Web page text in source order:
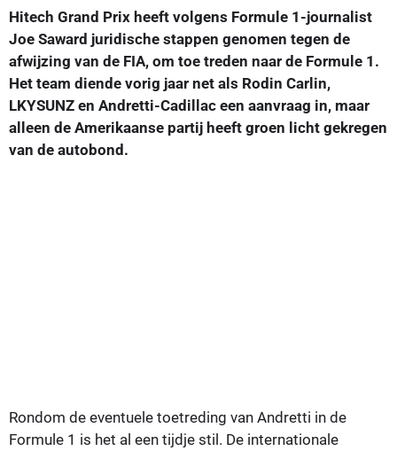
Hitech Grand Prix heeft volgens Formule 1-journalist
Joe Saward juridische stappen genomen tegen de
afwijzing van de FIA, om toe treden naar de Formule 1.
Het team diende vorig jaar net als Rodin Carlin,
LKYSUNZ en Andretti-Cadillac een aanvraag in, maar
alleen de Amerikaanse partij heeft groen licht gekregen
van de autobond.
Rondom de eventuele toetreding van Andretti in de
Formule 1 is het al een tijdje stil. De internationale